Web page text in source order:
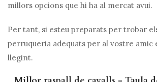
millors opcions que hi ha al mercat avui.
Per tant, si esteu preparats per trobar
perruqueria adequats per al vostre amic
llegint.